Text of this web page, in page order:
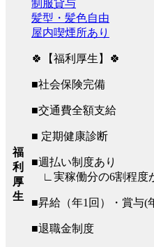
福
利
厚
生
制服貸与
髪型・髪色自由
屋内喫煙所あり
🍀【福利厚生】🍀
■社会保険完備
■交通費全額支給
■ 定期健康診断
■週払い制度あり
∟実稼働分の6割程度
■昇給（年1回）・賞与(
■退職金制度